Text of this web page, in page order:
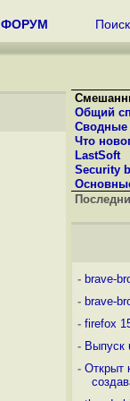
ФОРУМ Поиск
Общий
Сводные
Что
LastSoft
Security
- brave-
- brave-
- firefox
- Выпуск
- Открыт